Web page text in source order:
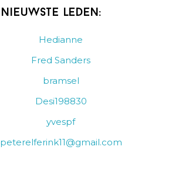
Nieuwste leden:
Hedianne
Fred Sanders
bramsel
Desi198830
yvespf
peterelferink11@gmail.com